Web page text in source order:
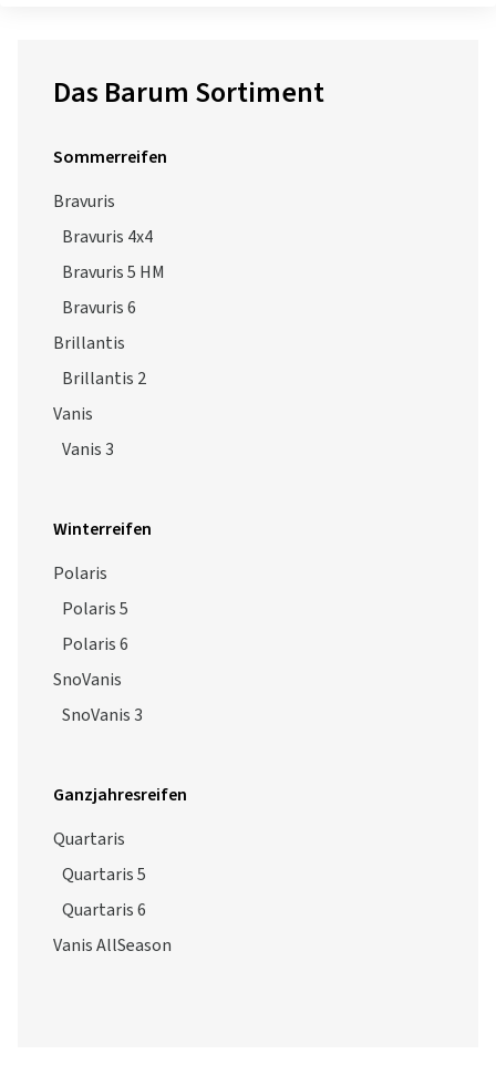
Das Barum Sortiment
Sommerreifen
Bravuris
Bravuris 4x4
Bravuris 5 HM
Bravuris 6
Brillantis
Brillantis 2
Vanis
Vanis 3
Winterreifen
Polaris
Polaris 5
Polaris 6
SnoVanis
SnoVanis 3
Ganzjahresreifen
Quartaris
Quartaris 5
Quartaris 6
Vanis AllSeason